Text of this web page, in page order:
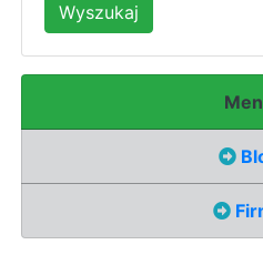
Wyszukaj